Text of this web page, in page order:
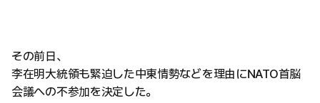
その前日、
李在明大統領も緊迫した中東情勢などを理由にNATO首脳
会議への不参加を決定した。